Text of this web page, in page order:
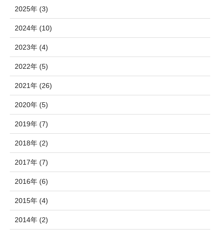
2025年 (3)
2024年 (10)
2023年 (4)
2022年 (5)
2021年 (26)
2020年 (5)
2019年 (7)
2018年 (2)
2017年 (7)
2016年 (6)
2015年 (4)
2014年 (2)